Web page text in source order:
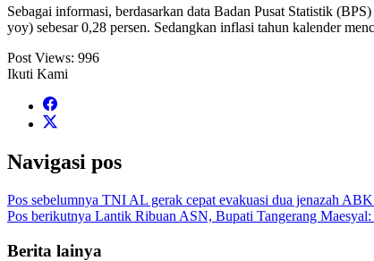
Sebagai informasi, berdasarkan data Badan Pusat Statistik
yoy) sebesar 0,28 persen. Sedangkan inflasi tahun kalender
Post Views: 996
Ikuti Kami
Navigasi pos
Pos sebelumnya TNI AL gerak cepat evakuasi dua jenazah
Pos berikutnya Lantik Ribuan ASN, Bupati Tangerang
Berita lainya